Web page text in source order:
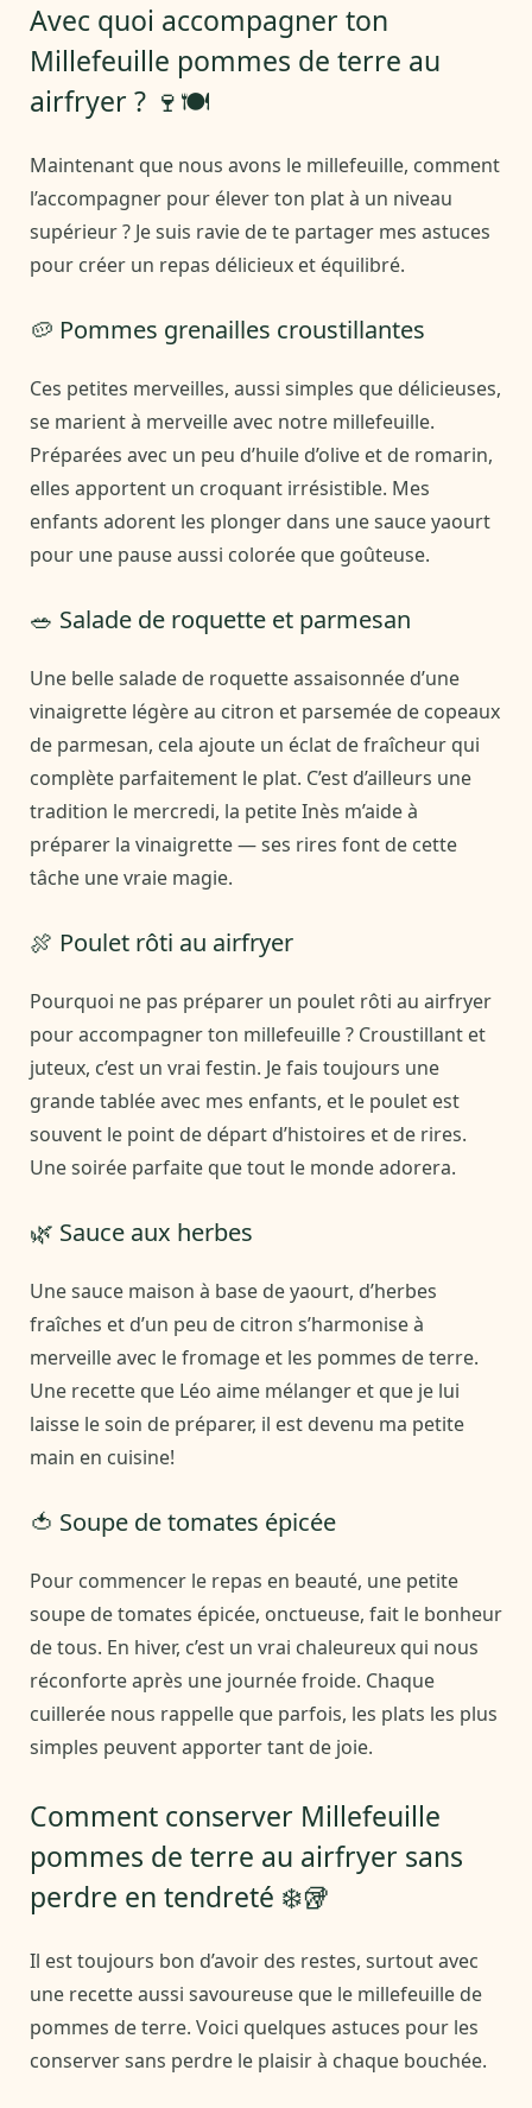
Avec quoi accompagner ton
Millefeuille pommes de terre au
airfryer ? 🍷🍽️
Maintenant que nous avons le millefeuille, comment
l’accompagner pour élever ton plat à un niveau
supérieur ? Je suis ravie de te partager mes astuces
pour créer un repas délicieux et équilibré.
🥔 Pommes grenailles croustillantes
Ces petites merveilles, aussi simples que délicieuses,
se marient à merveille avec notre millefeuille.
Préparées avec un peu d’huile d’olive et de romarin,
elles apportent un croquant irrésistible. Mes
enfants adorent les plonger dans une sauce yaourt
pour une pause aussi colorée que goûteuse.
🥗 Salade de roquette et parmesan
Une belle salade de roquette assaisonnée d’une
vinaigrette légère au citron et parsemée de copeaux
de parmesan, cela ajoute un éclat de fraîcheur qui
complète parfaitement le plat. C’est d’ailleurs une
tradition le mercredi, la petite Inès m’aide à
préparer la vinaigrette — ses rires font de cette
tâche une vraie magie.
🍖 Poulet rôti au airfryer
Pourquoi ne pas préparer un poulet rôti au airfryer
pour accompagner ton millefeuille ? Croustillant et
juteux, c’est un vrai festin. Je fais toujours une
grande tablée avec mes enfants, et le poulet est
souvent le point de départ d’histoires et de rires.
Une soirée parfaite que tout le monde adorera.
🌿 Sauce aux herbes
Une sauce maison à base de yaourt, d’herbes
fraîches et d’un peu de citron s’harmonise à
merveille avec le fromage et les pommes de terre.
Une recette que Léo aime mélanger et que je lui
laisse le soin de préparer, il est devenu ma petite
main en cuisine!
🍅 Soupe de tomates épicée
Pour commencer le repas en beauté, une petite
soupe de tomates épicée, onctueuse, fait le bonheur
de tous. En hiver, c’est un vrai chaleureux qui nous
réconforte après une journée froide. Chaque
cuillerée nous rappelle que parfois, les plats les plus
simples peuvent apporter tant de joie.
Comment conserver Millefeuille
pommes de terre au airfryer sans
perdre en tendreté ❄️🥡
Il est toujours bon d’avoir des restes, surtout avec
une recette aussi savoureuse que le millefeuille de
pommes de terre. Voici quelques astuces pour les
conserver sans perdre le plaisir à chaque bouchée.